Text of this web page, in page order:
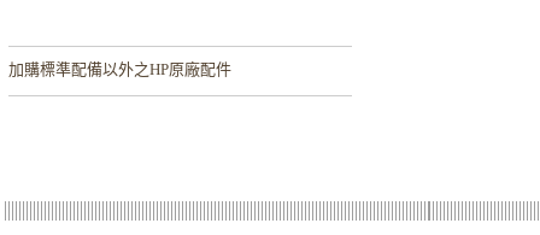
加購標準配備以外之HP原廠配件